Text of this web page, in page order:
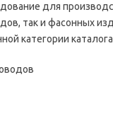
для
так и фасонных
категории